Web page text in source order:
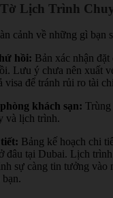
Lịch Trình
cảnh về những gì bạn
hồi: Bản xác nhận
Lưu ý chưa nên xuất
visa để tránh rủi ro tài
khách sạn:
và lịch trình.
Bảng kế hoạch chi
đâu tại Dubai. Lịch
sự càng tin tưởng vào